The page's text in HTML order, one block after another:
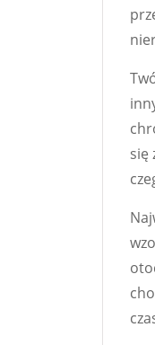
się